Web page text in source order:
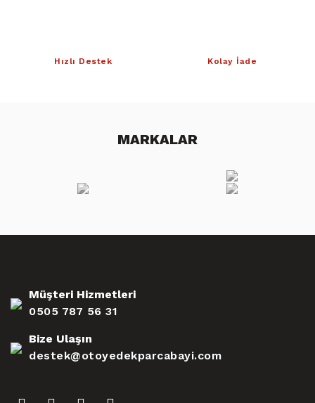
Hızlı Destek Kolay İade
MARKALAR
Müşteri Hizmetleri
0505 787 56 31
Bize Ulaşın
destek@otoyedekparcabayi.com